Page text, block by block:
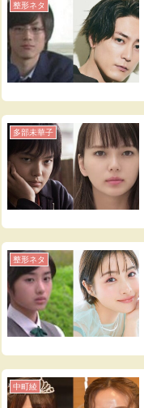
整形ネタ
多部未華子
整形ネタ
中町綾